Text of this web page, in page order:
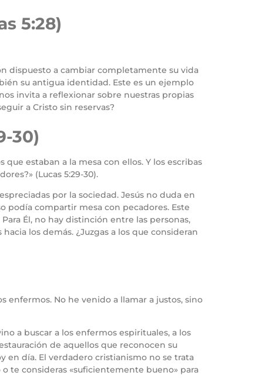
5:28)
dispuesto a cambiar completamente su vida
su antigua identidad. Este es un ejemplo
invita a reflexionar sobre nuestras propias
a Cristo sin reservas?
30)
estaban a la mesa con ellos. Y los escribas
(Lucas 5:29-30).
por la sociedad. Jesús no duda en
podía compartir mesa con pecadores. Este
Él, no hay distinción entre las personas,
los demás. ¿Juzgas a los que consideran
enfermos. No he venido a llamar a justos, sino
a buscar a los enfermos espirituales, a los
de aquellos que reconocen su
en día. El verdadero cristianismo no se trata
te consideras «suficientemente bueno» para